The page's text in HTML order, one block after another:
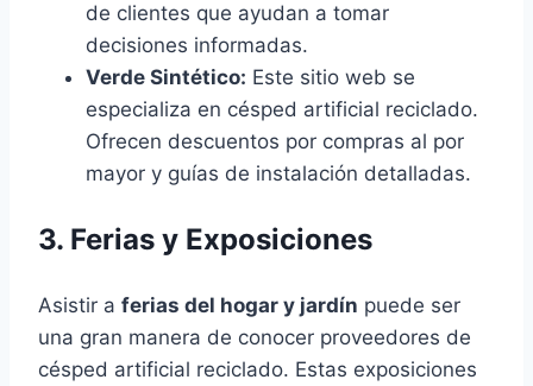
de clientes que ayudan a tomar
decisiones informadas.
Verde Sintético: Este sitio web se
especializa en césped artificial reciclado.
Ofrecen descuentos por compras al por
mayor y guías de instalación detalladas.
3. Ferias y Exposiciones
Asistir a ferias del hogar y jardín puede ser
una gran manera de conocer proveedores de
césped artificial reciclado. Estas exposiciones